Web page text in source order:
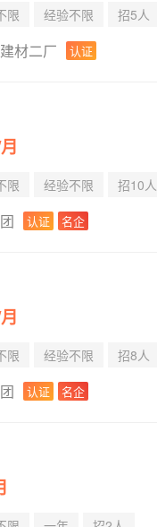
限 经验不限 招5人
材二厂 认证
限 经验不限 招10人
认证 名企
限 经验不限 招8人
认证 名企